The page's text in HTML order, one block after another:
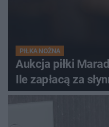
PIŁKA NOŻNA
Aukcja piłki
Ile zapłacą za